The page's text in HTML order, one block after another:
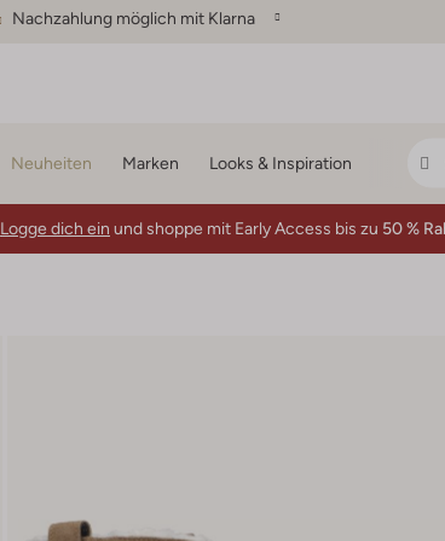
Nachzahlung möglich mit Klarna
Neuheiten Marken Looks & Inspiration
Logge dich ein und shoppe mit Early Access bis zu 50 %